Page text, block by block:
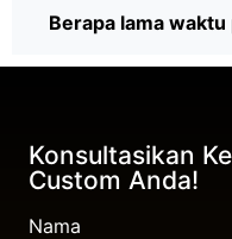
Berapa lama
Konsultasikan
Custom Anda!
Nama